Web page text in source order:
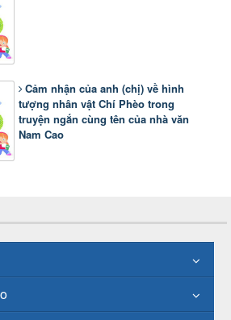
Cảm nhận của anh (chị) về hình
tượng nhân vật Chí Phèo trong
truyện ngắn cùng tên của nhà văn
Nam Cao